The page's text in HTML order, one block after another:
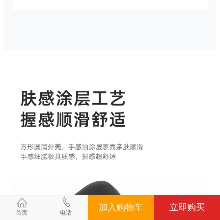
首页 电话
加入购物车 立即购买